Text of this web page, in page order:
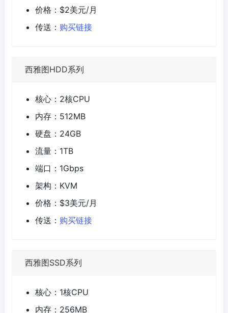
价格：$2美元/月
传送： 购买链接
西雅图HDD系列
核心：2核CPU
内存：512MB
硬盘：24GB
流量：1TB
端口：1Gbps
架构：KVM
价格：$3美元/月
传送： 购买链接
西雅图SSD系列
核心：1核CPU
内存：256MB